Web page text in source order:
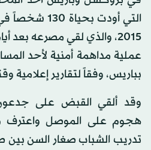
التي أودت
2015، والذي لقي مصرعه بعد
عملية مداهمة أمنية لأحد
بباريس، وفقاً لتقارير إعلامية
وقد ألقي القبض على
هجوم على الموصل واعترف
تدريب الشباب صغار السن